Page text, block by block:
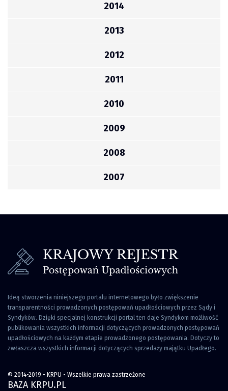
2014
2013
2012
2011
2010
2009
2008
2007
Ideą stworzenia niniejszego portalu internetowego było zwiększenie
transparentności prowadzonych postępowań upadłościowych przez Sądy i
Syndyków. Dzięki specjalnej konstrukcji portal ten daje Syndykom możliwość
publikowania wszystkich informacji dotyczących prowadzonych postępowań
upadłościowych na każdym etapie prowadzonego postępowania. Dotyczy to
zwłaszcza wszystkich informacji dotyczących sprzedaży majątku Upadłego.
© 2014-2019 - KRPU - Wszelkie prawa zastrzeżone
BAZA KRPU.PL